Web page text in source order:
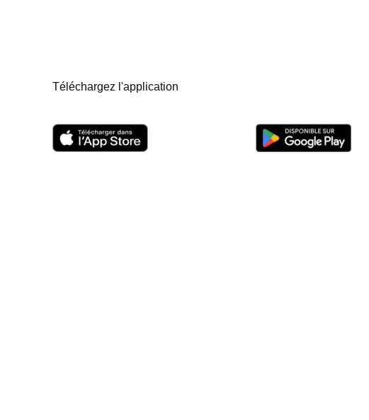
Téléchargez l'application